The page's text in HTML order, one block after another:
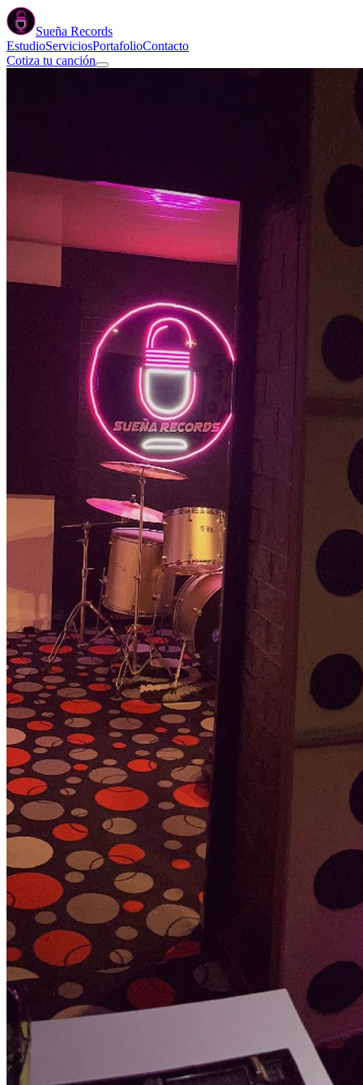
Sueña Records
EstudioServiciosPortafolioContacto
Cotiza tu canción